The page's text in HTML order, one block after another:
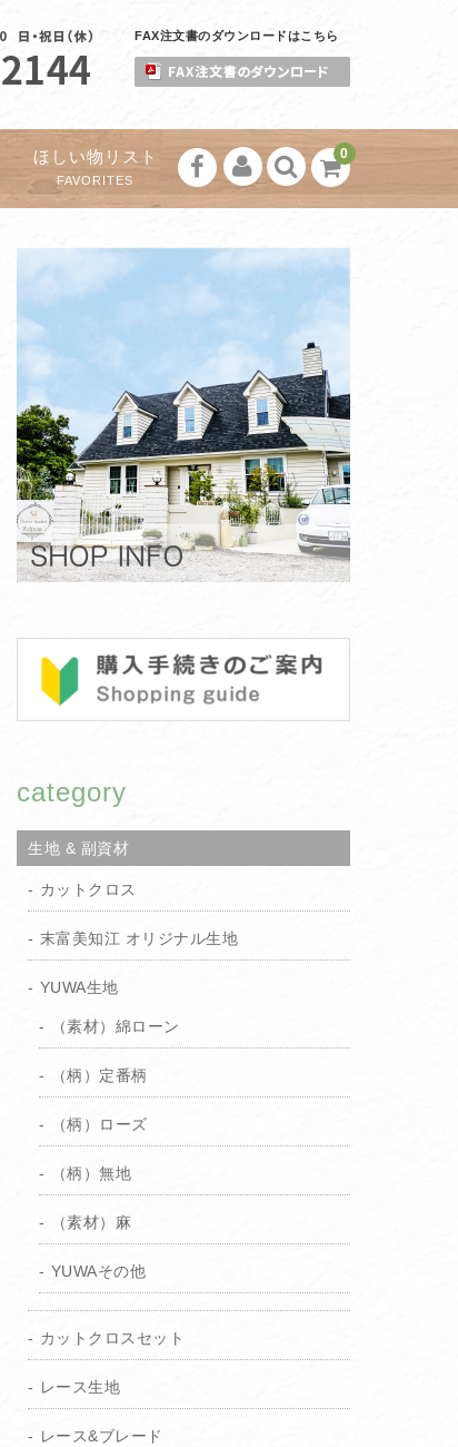
FAX注文書のダウンロードはこちら
0
ほしい物リスト
FAVORITES
category
生地 & 副資材
カットクロス
末富美知江 オリジナル生地
YUWA生地
（素材）綿ローン
（柄）定番柄
（柄）ローズ
（柄）無地
（素材）麻
YUWAその他
カットクロスセット
レース生地
レース&ブレード